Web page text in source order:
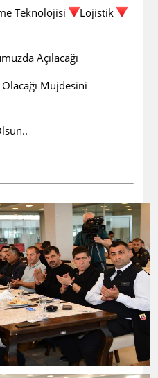
Teknolojisi
Lojistik
Açılacağı
Olacağı Müjdesini